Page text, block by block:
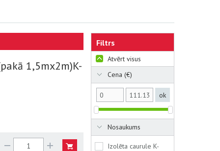
Filtrs
Atvērt visus
Cena (€)
ok
Nosaukums
Izolēta caurule K-
1,5mx2m)K-